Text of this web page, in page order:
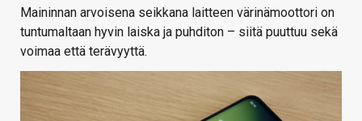
Maininnan arvoisena seikkana laitteen värinämoottori on
tuntumaltaan hyvin laiska ja puhditon – siitä puuttuu sekä
voimaa että terävyyttä.